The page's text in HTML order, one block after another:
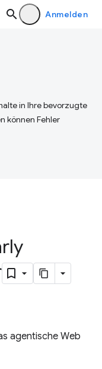
Anmelden
in Ihre bevorzugte
können Fehler
agentische Web